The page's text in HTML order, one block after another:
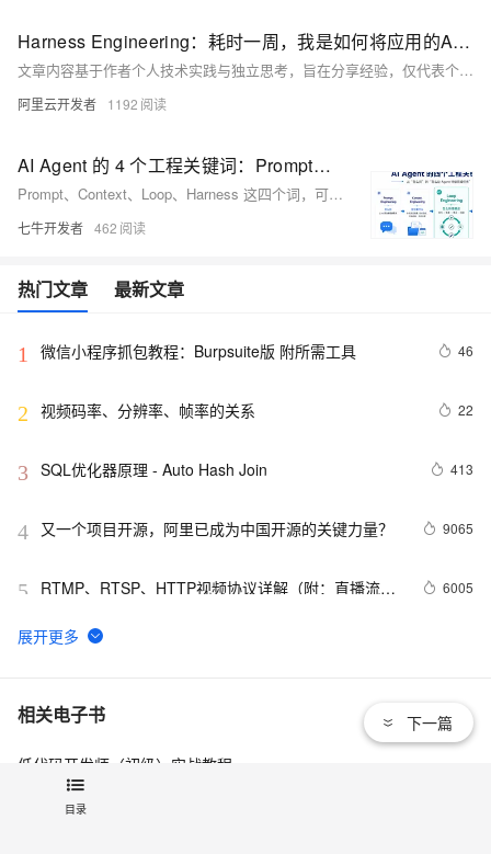
目录
Harness Engineering：耗时一周，我是如何将应用的AI Coding率提升至90%的
文章内容基于作者个人技术实践与独立思考，旨在分享经验，仅代表个人观点。
阿里云开发者 1192
AI Agent 的 4 个工程关键词：Prompt、Context、Loop、Harness 到底是什么？
Prompt、Context、Loop、Harness 这四个词，可以看成 AI Agent 工作流里的四个关注点：怎么问、给它看什么、怎么持续推进，以及在哪里安全运行。 其中，Loop Engineering，重点关注“持续推进”这一环节。它关心的是，如何把原本由人一轮轮推动的“提示—执行—检查—修正”过程，设计成一个清晰、可控、容易沉淀经验的循环。 这也是 AI Agent 从“能回答问题”，走向“能完成任务”时，一个很关键的变化。
七牛开发者 462
热门文章 最新文章
1 微信小程序抓包教程：Burpsuite版 附所需工具 46
2 视频码率、分辨率、帧率的关系 22
3 SQL优化器原理 - Auto Hash Join 413
4 又一个项目开源，阿里已成为中国开源的关键力量？ 9065
5
RTMP、RTSP、HTTP视频协议详解（附：直播流地
6005
6 谷歌CEO皮查伊：对重返中国持开放态度
7 C语言项目参考解答：全正整数后再计算
8 俗人解读 三维渲染 的工作过程
相关电子书
低代码开发师（初级）实战教程
冬季实战营第三期：MySQL数据库进阶实战
下一篇